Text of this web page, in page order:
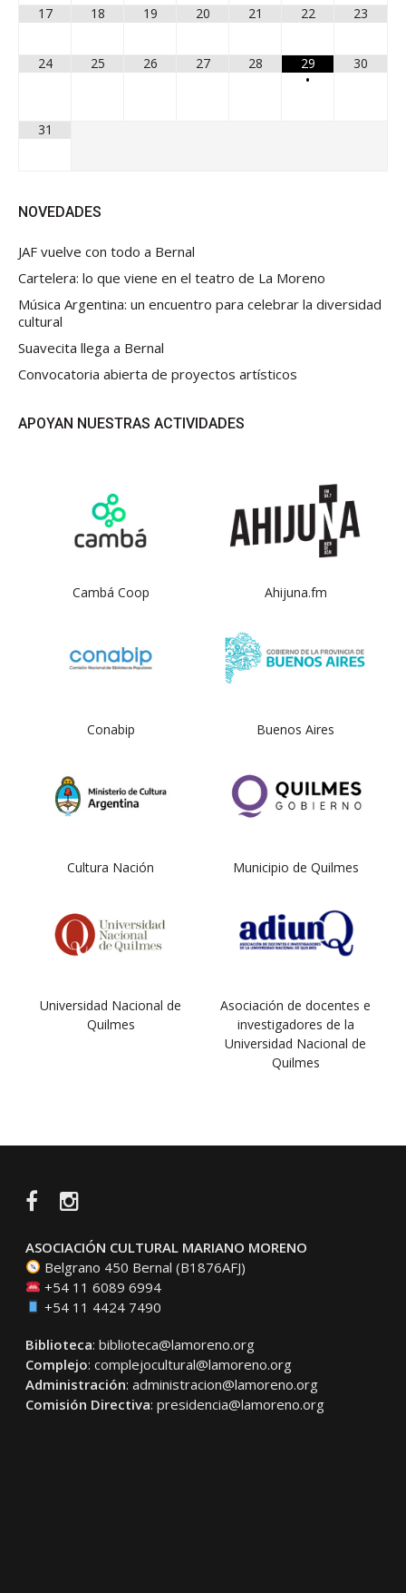
17 18 19 20 21 22 23
24 25 26 27 28
29
•
30
31
NOVEDADES
JAF vuelve con todo a Bernal
Cartelera: lo que viene en el teatro de La Moreno
Música Argentina: un encuentro para celebrar la diversidad
cultural
Suavecita llega a Bernal
Convocatoria abierta de proyectos artísticos
APOYAN NUESTRAS ACTIVIDADES
Cambá Coop Ahijuna.fm
Conabip Buenos Aires
Cultura Nación Municipio de Quilmes
Universidad Nacional de
Quilmes
Asociación de docentes e
investigadores de la
Universidad Nacional de
Quilmes
FacebookInstagram
ASOCIACIÓN CULTURAL MARIANO MORENO
Belgrano 450 Bernal (B1876AFJ)
+54 11 6089 6994
+54 11 4424 7490
Biblioteca: biblioteca@lamoreno.org
Complejo: complejocultural@lamoreno.org
Administración: administracion@lamoreno.org
Comisión Directiva: presidencia@lamoreno.org